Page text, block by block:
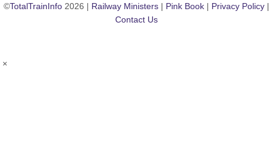
©TotalTrainInfo 2026 | Railway Ministers | Pink Book | Privacy Policy |
Contact Us
×